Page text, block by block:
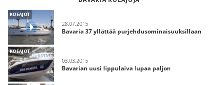
KOEAJOT
28.07.2015
Bavaria 37 yllättää purjehdusominaisuuksillaan
KOEAJOT
03.03.2015
Bavarian uusi lippulaiva lupaa paljon